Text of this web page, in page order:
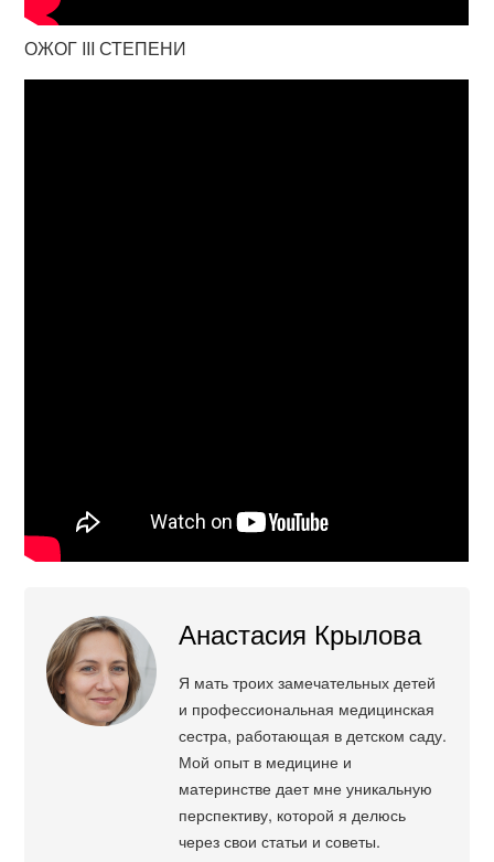
ОЖОГ III СТЕПЕНИ
Анастасия Крылова
Я мать троих замечательных детей
и профессиональная медицинская
сестра, работающая в детском саду.
Мой опыт в медицине и
материнстве дает мне уникальную
перспективу, которой я делюсь
через свои статьи и советы.